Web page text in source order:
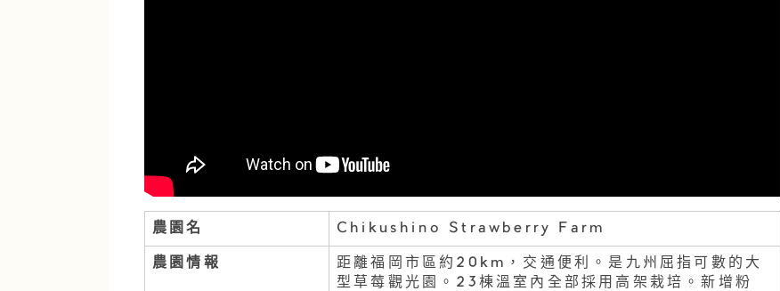
農園名 Chikushino Strawberry Farm
農園情報
距離福岡市區約20km，交通便利。是九州屈指可數的大
型草莓觀光園。23棟溫室內全部採用高架栽培。新增粉